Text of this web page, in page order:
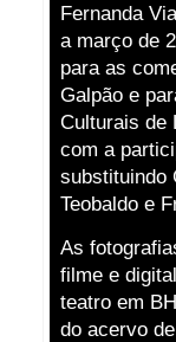
Fernanda
a março de
para as
Galpão e
Culturais de
com a
substituindo
Teobaldo e
As
filme e
teatro em
do acervo